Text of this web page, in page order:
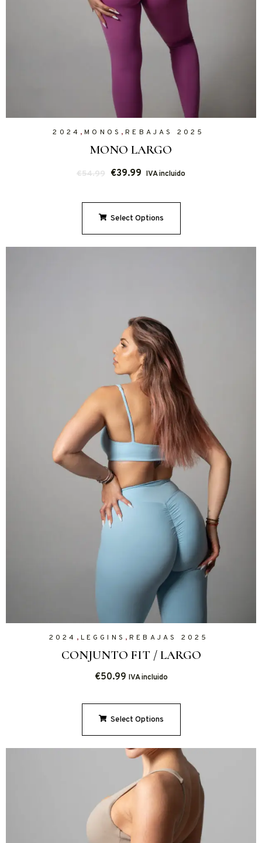
2024 ,MONOS ,REBAJAS 2025
MONO LARGO
€54.99 €39.99 IVA incluido
Select Options
2024 , LEGGINS , REBAJAS 2025
CONJUNTO FIT / LARGO
€50.99 IVA incluido
Select Options